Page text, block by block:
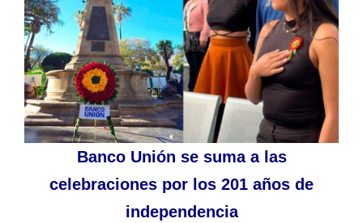
Banco Unión se suma a las
celebraciones por los 201 años de
independencia